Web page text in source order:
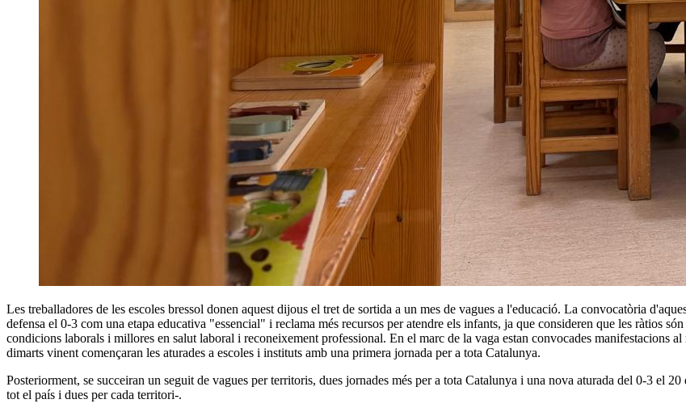
Les treballadores de les escoles bressol donen aquest dijous el tret de sortida a un mes de vagues a l'educació. La convocatòria
defensa el 0-3 com una etapa educativa "essencial" i reclama més recursos per atendre els infants, ja que consideren que les ràtios
condicions laborals i millores en salut laboral i reconeixement professional. En el marc de la vaga estan convocades manifestacions
dimarts vinent començaran les aturades a escoles i instituts amb una primera jornada per a tota Catalunya.
Posteriorment, se succeiran un seguit de vagues per territoris, dues jornades més per a tota Catalunya i una nova aturada del 0-3 el
tot el país i dues per cada territori-.